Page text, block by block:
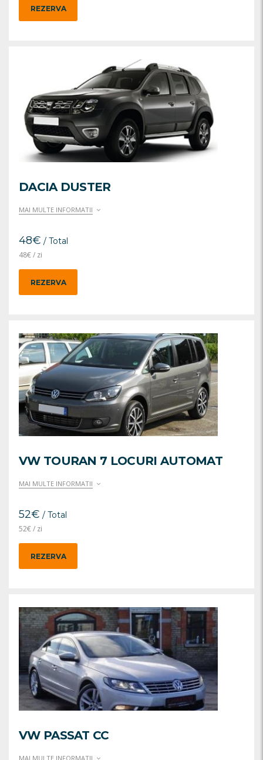
REZERVA
DACIA DUSTER
MAI MULTE INFORMATII
48€ / Total
48€/ zi
REZERVA
VW TOURAN 7 LOCURI AUTOMAT
MAI MULTE INFORMATII
52€ / Total
52€/ zi
REZERVA
VW PASSAT CC
MAI MULTE INFORMATII